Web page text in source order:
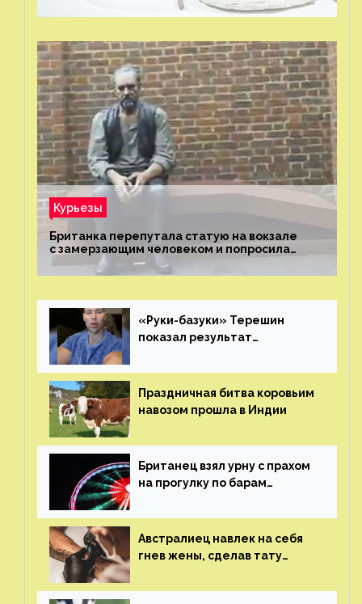
Курьезы
Британка перепутала статую на вокзале
с замерзающим человеком и попросила
о помощи
«Руки-базуки» Терешин
показал результат
Праздничная битва коровьим
навозом прошла в Индии
Британец взял урну с прахом
на прогулку по барам
Австралиец навлек на себя
гнев жены, сделав тату